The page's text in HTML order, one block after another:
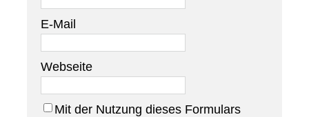
E-Mail
Webseite
Mit der Nutzung dieses Formulars